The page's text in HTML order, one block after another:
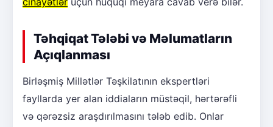
Təhqiqat Tələbi və Məlumatların
Açıqlanması
Birləşmiş Millətlər Təşkilatının ekspertləri
fayllarda yer alan iddiaların müstəqil, hərtərəfli
və qərəzsiz araşdırılmasını tələb edib. Onlar